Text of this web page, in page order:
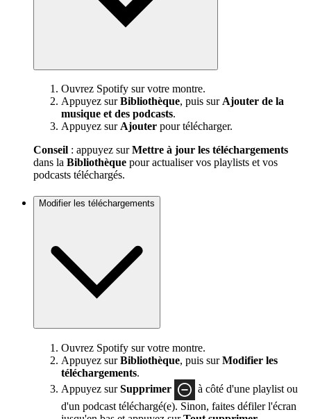
Ouvrez Spotify sur votre montre.
Appuyez surBibliothèque, puis surAjouter de la
musique et des podcasts.
Appuyez surAjouter pour télécharger.
Conseil : appuyez surMettre à jour les téléchargements
dans la Bibliothèque pour actualiser vos playlists et vos
podcasts téléchargés.
Modifier les téléchargements
Ouvrez Spotify sur votre montre.
Appuyez surBibliothèque, puis surModifier les
téléchargements.
Appuyez surSupprimer
à côté d'une playlist ou
d'un podcast téléchargé(e). Sinon, faites défiler l'écran